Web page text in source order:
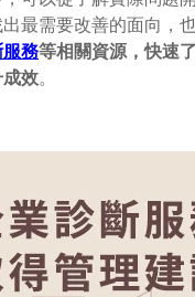
最需要改善的面向，
務等相關資源，快速
效。